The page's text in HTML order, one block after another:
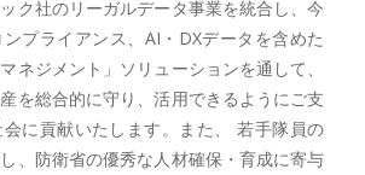
ク社のリーガルデータ事業を統合し、今
プライアンス、AI・DXデータを含めた
ネジメント」ソリューションを通して、
を総合的に守り、活用できるようにご支
に貢献いたします。また、 若手隊員の
、防衛省の優秀な人材確保・育成に寄与